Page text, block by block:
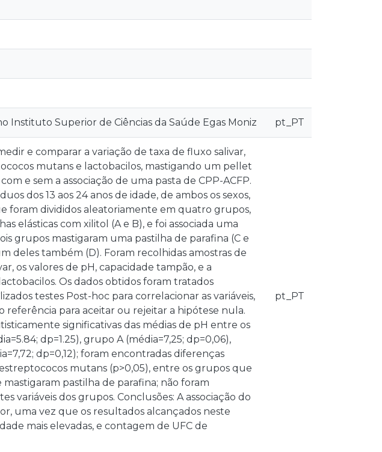
Instituto Superior de Ciências da Saúde Egas Moniz pt_PT
e comparar a variação de taxa de fluxo salivar,
mutans e lactobacilos, mastigando um pellet
e sem a associação de uma pasta de CPP-ACFP.
dos 13 aos 24 anos de idade, de ambos os sexos,
foram divididos aleatoriamente em quatro grupos,
elásticas com xilitol (A e B), e foi associada uma
grupos mastigaram uma pastilha de parafina (C e
deles também (D). Foram recolhidas amostras de
os valores de pH, capacidade tampão, e a
Os dados obtidos foram tratados
testes Post-hoc para correlacionar as variáveis,
referência para aceitar ou rejeitar a hipótese nula.
significativas das médias de pH entre os
dp=1.25), grupo A (média=7,25; dp=0,06),
dp=0,12); foram encontradas diferenças
mutans (p>0,05), entre os grupos que
pastilha de parafina; não foram
variáveis dos grupos. Conclusões: A associação do
uma vez que os resultados alcançados neste
mais elevadas, e contagem de UFC de
pt_PT